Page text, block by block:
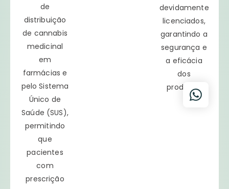
de
distribuição
de cannabis
medicinal
em
farmácias e
pelo Sistema
Único de
Saúde (SUS),
permitindo
que
pacientes
com
prescrição
devidamente
licenciados,
garantindo a
segurança e
a eficácia
dos
produtos.